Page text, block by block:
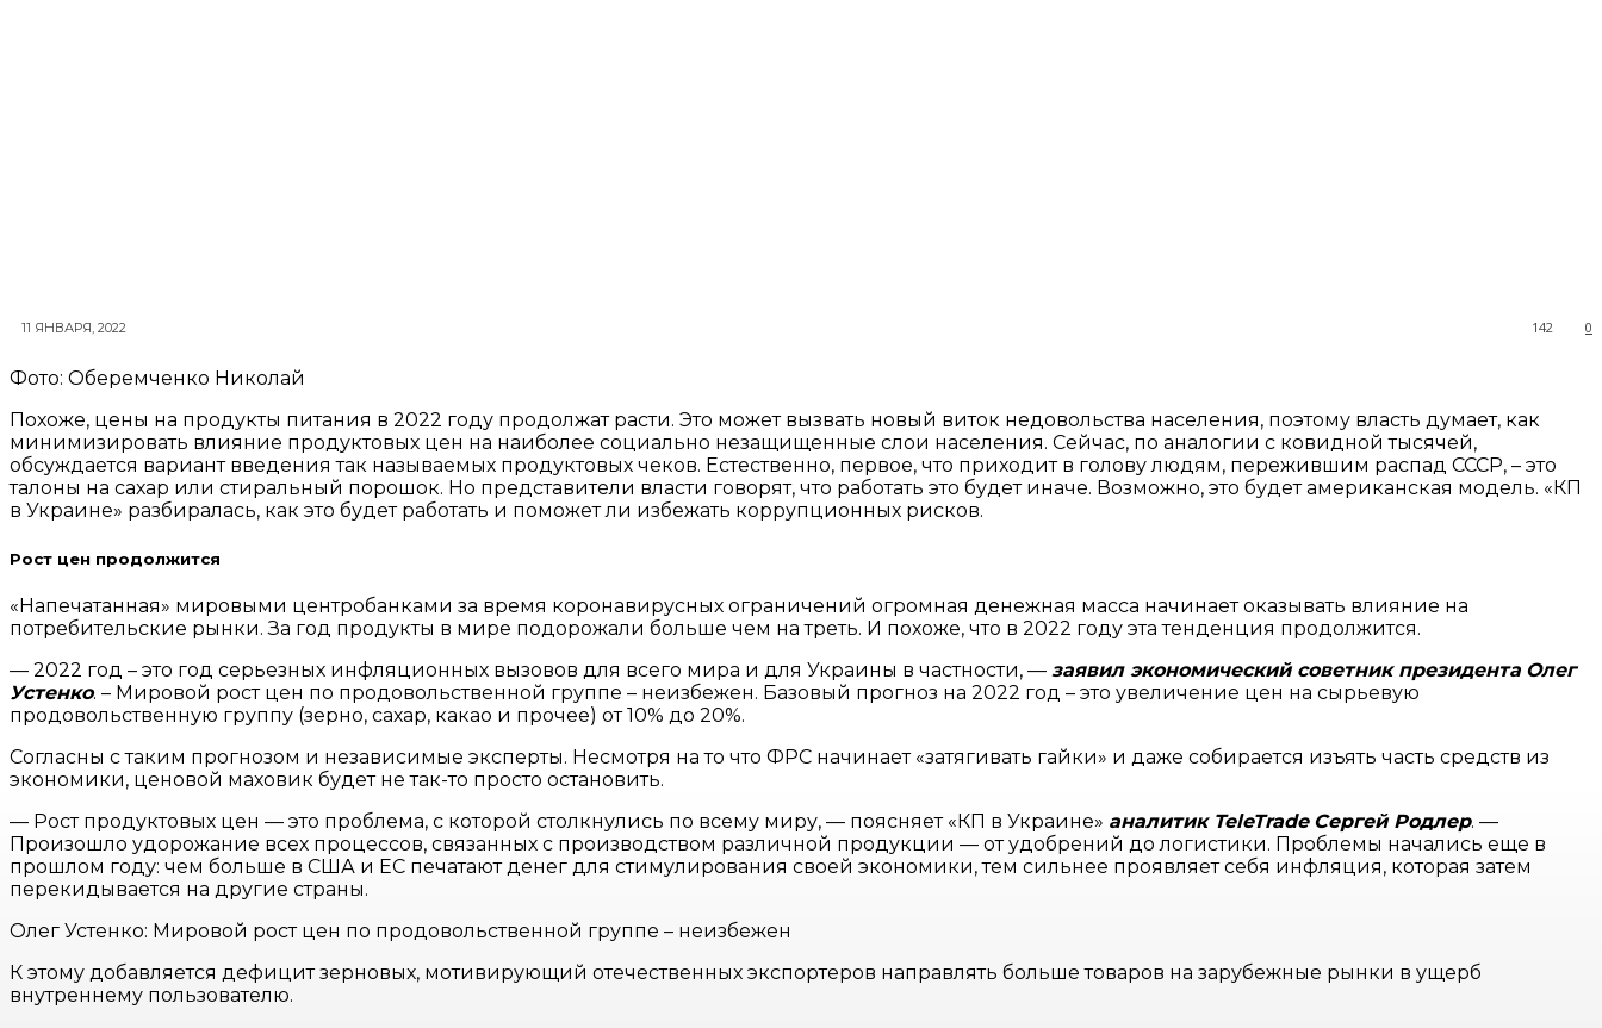
11 ЯНВАРЯ, 2022 0
142
Фото: Оберемченко Николай
Похоже, цены на продукты питания в 2022 году продолжат расти. Это может вызвать новый виток недовольства населения, поэтому власть думает, как
минимизировать влияние продуктовых цен на наиболее социально незащищенные слои населения. Сейчас, по аналогии с ковидной тысячей,
обсуждается вариант введения так называемых продуктовых чеков. Естественно, первое, что приходит в голову людям, пережившим распад СССР, – это
талоны на сахар или стиральный порошок. Но представители власти говорят, что работать это будет иначе. Возможно, это будет американская модель. «КП
в Украине» разбиралась, как это будет работать и поможет ли избежать коррупционных рисков.
Рост цен продолжится
«Напечатанная» мировыми центробанками за время коронавирусных ограничений огромная денежная масса начинает оказывать влияние на
потребительские рынки. За год продукты в мире подорожали больше чем на треть. И похоже, что в 2022 году эта тенденция продолжится.
— 2022 год – это год серьезных инфляционных вызовов для всего мира и для Украины в частности, — заявил экономический советник президента Олег
Устенко. – Мировой рост цен по продовольственной группе – неизбежен. Базовый прогноз на 2022 год – это увеличение цен на сырьевую
продовольственную группу (зерно, сахар, какао и прочее) от 10% до 20%.
Согласны с таким прогнозом и независимые эксперты. Несмотря на то что ФРС начинает «затягивать гайки» и даже собирается изъять часть средств из
экономики, ценовой маховик будет не так-то просто остановить.
— Рост продуктовых цен — это проблема, с которой столкнулись по всему миру, — поясняет «КП в Украине» аналитик TeleTrade Сергей Родлер. —
Произошло удорожание всех процессов, связанных с производством различной продукции — от удобрений до логистики. Проблемы начались еще в
прошлом году: чем больше в США и ЕС печатают денег для стимулирования своей экономики, тем сильнее проявляет себя инфляция, которая затем
перекидывается на другие страны.
Олег Устенко: Мировой рост цен по продовольственной группе – неизбежен
К этому добавляется дефицит зерновых, мотивирующий отечественных экспортеров направлять больше товаров на зарубежные рынки в ущерб
внутреннему пользователю.